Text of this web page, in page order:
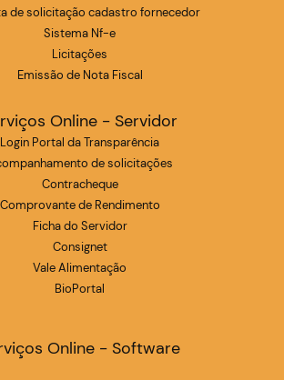
de solicitação cadastro fornecedor
Sistema Nf-e
Licitações
Emissão de Nota Fiscal
Online - Servidor
Login Portal da Transparência
de solicitações
Contracheque
Comprovante de Rendimento
Ficha do Servidor
Consignet
Vale Alimentação
BioPortal
Online - Software